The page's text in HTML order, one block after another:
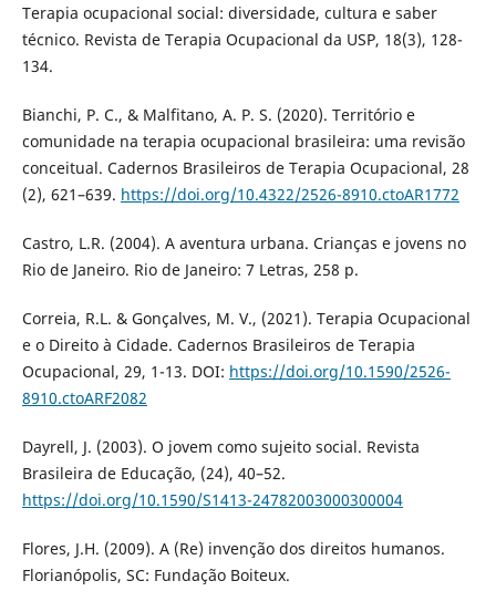
Terapia ocupacional social: diversidade, cultura e saber
técnico. Revista de Terapia Ocupacional da USP, 18(3), 128-
134.
Bianchi, P. C., & Malfitano, A. P. S. (2020). Território e
comunidade na terapia ocupacional brasileira: uma revisão
conceitual. Cadernos Brasileiros de Terapia Ocupacional, 28
(2), 621–639. https://doi.org/10.4322/2526-8910.ctoAR1772
Castro, L.R. (2004). A aventura urbana. Crianças e jovens no
Rio de Janeiro. Rio de Janeiro: 7 Letras, 258 p.
Correia, R.L. & Gonçalves, M. V., (2021). Terapia Ocupacional
e o Direito à Cidade. Cadernos Brasileiros de Terapia
Ocupacional, 29, 1-13. DOI: https://doi.org/10.1590/2526-
8910.ctoARF2082
Dayrell, J. (2003). O jovem como sujeito social. Revista
Brasileira de Educação, (24), 40–52.
https://doi.org/10.1590/S1413-24782003000300004
Flores, J.H. (2009). A (Re) invenção dos direitos humanos.
Florianópolis, SC: Fundação Boiteux.